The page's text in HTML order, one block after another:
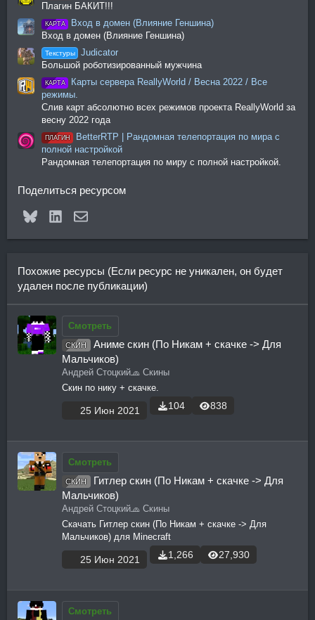
Плагин БАКИТ!!!
КАРТА
Вход в домен (Влияние Геншина)
Вход в домен (Влияние Геншина)
Текстуры
Judicator
Большой роботизированный мужчина
КАРТА
Карты сервера ReallyWorld / Весна 2022 / Все
режимы.
Слив карт абсолютно всех режимов проекта ReallyWorld за
весну 2022 года
ПЛАГИН
BetterRTP | Рандомная телепортация по мира с
полной настройкой
Рандомная телепортация по миру с полной настройкой.
Поделиться ресурсом
BlueskyLinkedInЭлектронная почта
Похожие ресурсы (Если ресурс не уникален, он будет
удален после публикации)
Смотреть
СКИН
Аниме скин (По Никам + скачке -> Для
Мальчиков)
Андрей Стоцкий🧢 Скины
Скин по нику + скачке.
25 Июн 2021 104 838
Смотреть
СКИН
Гитлер скин (По Никам + скачке -> Для
Мальчиков)
Андрей Стоцкий🧢 Скины
Скачать Гитлер скин (По Никам + скачке -> Для
Мальчиков) для Minecraft
25 Июн 2021 1,266 27,930
Смотреть